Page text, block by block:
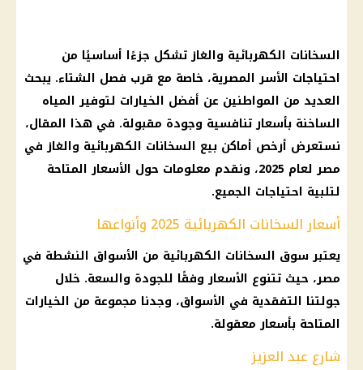
السخانات الكهربائية والغاز تشكل جزءًا أساسيًا من
احتياجات الأسر المصرية، خاصة مع قرب فصل الشتاء. يبحث
العديد من المواطنين عن أفضل الخيارات لتوفيرالمياه
الساخنة بأسعار تنافسية وجودة مقبولة. في هذا المقال،
نستعرض أرخص أماكن بيع السخانات الكهربائية والغاز في
مصر لعام 2025، ونقدم معلومات حول
الأسعارالمتاحة
لتلبية احتياجات الجميع.
أسعار السخانات الكهربائية 2025 وأنواعها
يعتبر سوق السخانات الكهربائية من الأسواق النشطة في
مصر، حيث تتنوع الأسعاروفقًا للجودة والسعة. خلال
جولتنا التفقدية في الأسواق، وجدنا مجموعة من الخيارات
المتاحة بأسعار معقولة.
شارع عبد العزيز